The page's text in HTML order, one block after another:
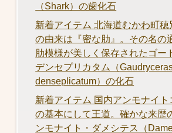
（Shark）の歯化石
新着アイテム 北海道むかわ町
の由来は『密な肋』。その名の
肋模様が美しく保存されたゴー
デンセプリカタム（
denseplicatum）の化石
新着アイテム 国内アンモナイト
の基本にして王道。確かな来歴
ンモナイト・ダメシテス（